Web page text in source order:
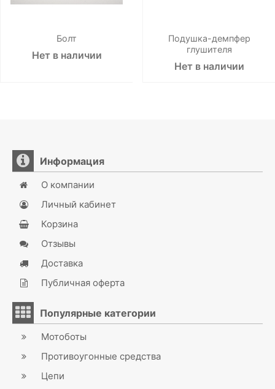
Болт
Нет в наличии
Подушка-демпфер
глушителя
Нет в наличии
Информация
О компании
Личный кабинет
Корзина
Отзывы
Доставка
Публичная оферта
Популярные категории
Мотоботы
Противоугонные средства
Цепи